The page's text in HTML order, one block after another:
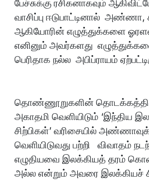
பேச்சுக்கு ரசிகனாகவும்
வாசிப்பு ஈடுபாட்டினால் அண்ணா,
ஆகியோரின் எழுத்துக்களை
எனினும் அவர்களது
பெரிதாக நல்ல அபிப்ராயம்
தொண்ணூறுகளின்
அகாதமி வெளியிடும் ‘இந்திய
சிற்பிகள்’ வரிசையில்
வெளியிடுவது பற்றி விவாதம்
எழுதியவை இலக்கியத் தரம்
அல்ல என்றும் அவரை இலக்கியச்